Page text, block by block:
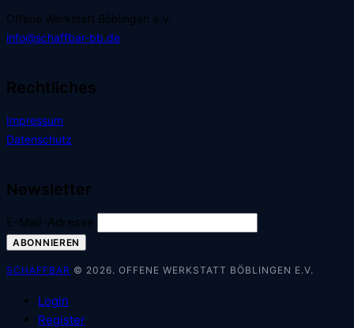
Offene Werkstatt Böblingen e.V.
info@schaffbar-bb.de
Rechtliches
Impressum
Datenschutz
Newsletter
E-Mail-Adresse
SCHAFFBAR © 2026. OFFENE WERKSTATT BÖBLINGEN E.V.
Login
Register